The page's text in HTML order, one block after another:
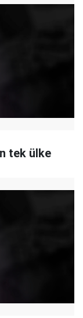
tek ülke